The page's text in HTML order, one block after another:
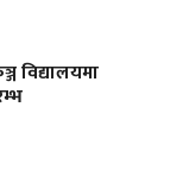
विद्यालयमा